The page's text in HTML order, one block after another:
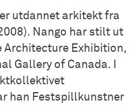
utdannet arkitekt fra
Nango har stilt ut
Architecture Exhibition,
Gallery of Canada. I
han Festspillkunstner